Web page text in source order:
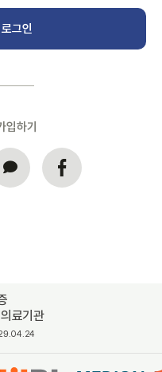
그인
입하기
료기관
당 목적이 달성되면